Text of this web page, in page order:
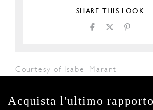
SHARE THIS LOOK
Courtesy of Isabel Marant
Acquista l'ultimo rapporto